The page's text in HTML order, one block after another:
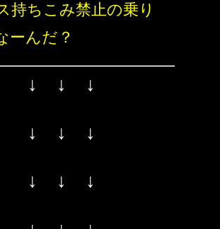
持ちこみ禁止の乗り
ーんだ？
↓ ↓ ↓
↓ ↓ ↓
↓ ↓ ↓